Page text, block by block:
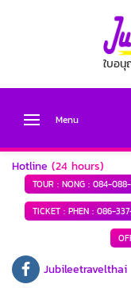
ใบอนุ
Menu
Hotline (24 hours)
TOUR : NONG : 084-
TICKET : PHEN :086-
Jubileetravelthai